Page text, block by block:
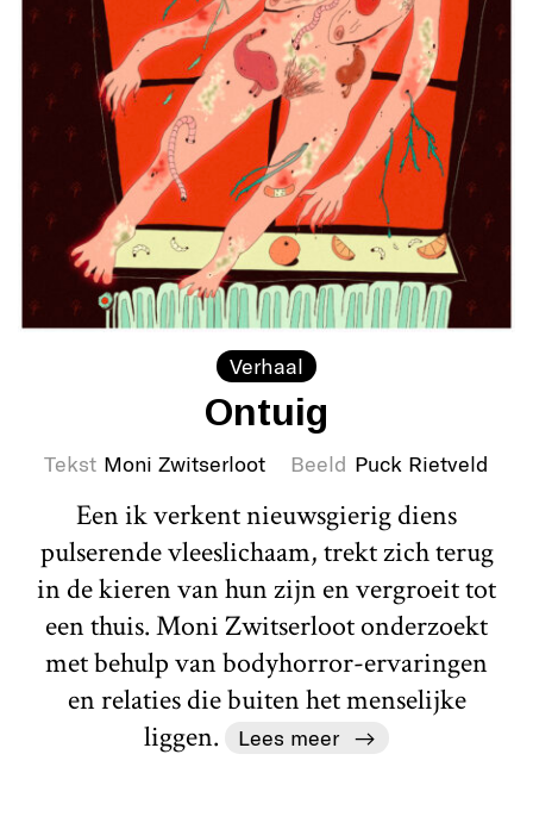
Verhaal
Ontuig
Tekst Moni Zwitserloot Beeld Puck Rietveld
Een ik verkent nieuwsgierig diens
pulserende vleeslichaam, trekt zich terug
in de kieren van hun zijn en vergroeit tot
een thuis. Moni Zwitserloot onderzoekt
met behulp van bodyhorror-ervaringen
en relaties die buiten het menselijke
liggen.
Lees meer